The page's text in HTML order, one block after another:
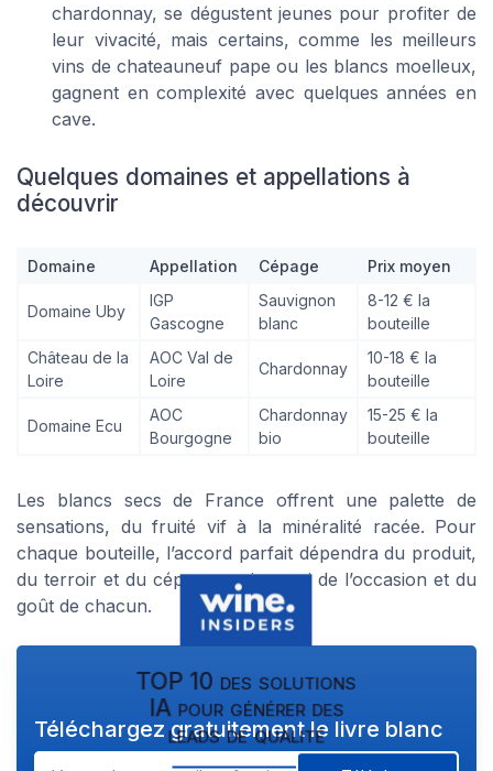
chardonnay, se dégustent jeunes pour profiter de
leur vivacité, mais certains, comme les meilleurs
vins de chateauneuf pape ou les blancs moelleux,
gagnent en complexité avec quelques années en
cave.
Quelques domaines et appellations à
découvrir
Domaine Appellation Cépage Prix moyen
Domaine Uby
IGP
Gascogne
Sauvignon
blanc
8-12 € la
bouteille
Château de la
Loire
AOC Val de
Loire
Chardonnay
10-18 € la
bouteille
Domaine Ecu
AOC
Bourgogne
Chardonnay
bio
15-25 € la
bouteille
Les blancs secs de France offrent une palette de
sensations, du fruité vif à la minéralité racée. Pour
chaque bouteille, l’accord parfait dépendra du produit,
du terroir et du cépage, mais aussi de l’occasion et du
goût de chacun.
TOP 10 des solutions
IA pour générer des
leads de qualité
Téléchargez gratuitement le livre blanc